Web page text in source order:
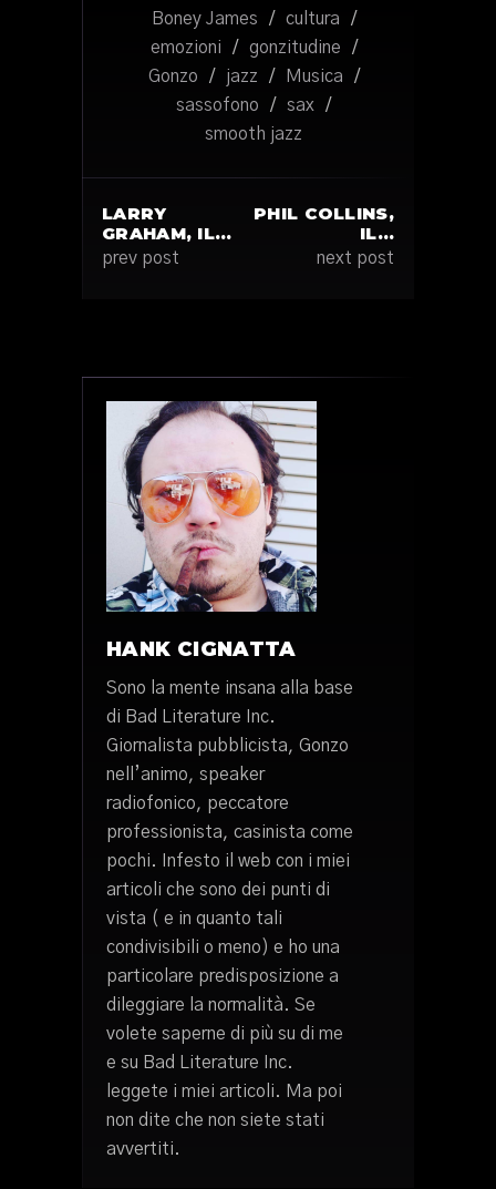
Boney James / cultura
/
emozioni
/ gonzitudine
/
Gonzo
/ jazz / Musica
/
sassofono
/ sax
/
smooth jazz
LARRY
GRAHAM, IL…
prev post
PHIL COLLINS,
IL…
next post
HANK CIGNATTA
Sono la mente insana alla base
di Bad Literature Inc.
Giornalista pubblicista, Gonzo
nell’animo, speaker
radiofonico, peccatore
professionista, casinista come
pochi. Infesto il web con i miei
articoli che sono dei punti di
vista ( e in quanto tali
condivisibili o meno) e ho una
particolare predisposizione a
dileggiare la normalità. Se
volete saperne di più su di me
e su Bad Literature Inc.
leggete i miei articoli. Ma poi
non dite che non siete stati
avvertiti.